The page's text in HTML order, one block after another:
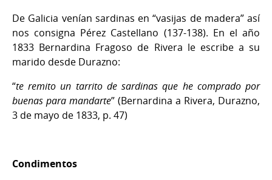
De Galicia venían sardinas en “vasijas de madera” así
nos consigna Pérez Castellano (137-138). En el año
1833 Bernardina Fragoso de Rivera le escribe a su
marido desde Durazno:
“te remito un tarrito de sardinas que he comprado por
buenas para mandarte” (Bernardina a Rivera, Durazno,
3 de mayo de 1833, p. 47)
Condimentos